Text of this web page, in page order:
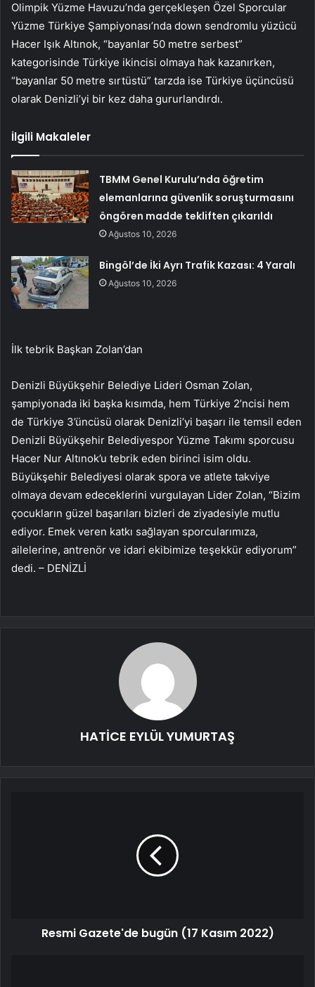
Olimpik Yüzme Havuzu’nda gerçekleşen Özel Sporcular
Yüzme Türkiye Şampiyonası’nda down sendromlu yüzücü
Hacer Işık Altınok, “bayanlar 50 metre serbest”
kategorisinde Türkiye ikincisi olmaya hak kazanırken,
“bayanlar 50 metre sırtüstü” tarzda ise Türkiye üçüncüsü
olarak Denizli’yi bir kez daha gururlandırdı.
İlgili Makaleler
TBMM Genel Kurulu’nda öğretim
elemanlarına güvenlik soruşturmasını
öngören madde tekliften çıkarıldı
Ağustos 10, 2026
Bingöl’de İki Ayrı Trafik Kazası: 4 Yaralı
Ağustos 10, 2026
İlk tebrik Başkan Zolan’dan
Denizli Büyükşehir Belediye Lideri Osman Zolan,
şampiyonada iki başka kısımda, hem Türkiye 2’ncisi hem
de Türkiye 3’üncüsü olarak Denizli’yi başarı ile temsil eden
Denizli Büyükşehir Belediyespor Yüzme Takımı sporcusu
Hacer Nur Altınok’u tebrik eden birinci isim oldu.
Büyükşehir Belediyesi olarak spora ve atlete takviye
olmaya devam edeceklerini vurgulayan Lider Zolan, “Bizim
çocukların güzel başarıları bizleri de ziyadesiyle mutlu
ediyor. Emek veren katkı sağlayan sporcularımıza,
ailelerine, antrenör ve idari ekibimize teşekkür ediyorum”
dedi. – DENİZLİ
HATİCE EYLÜL YUMURTAŞ
Resmi Gazete'de bugün (17 Kasım 2022)